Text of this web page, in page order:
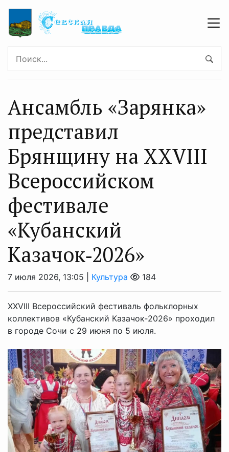
Ансамбль «Зарянка»
представил
Брянщину на XXVIII
Всероссийском
фестивале
«Кубанский
Казачок‑2026»
7 июля 2026, 13:05 | Культура 184
XXVIII Всероссийский фестиваль фольклорных
коллективов «Кубанский Казачок‑2026» проходил
в городе Сочи с 29 июня по 5 июля.